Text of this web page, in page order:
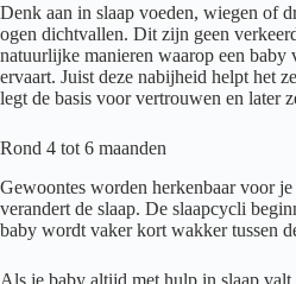
Denk aan in slaap voeden, wiegen of
ogen dichtvallen. Dit zijn geen
natuurlijke manieren waarop een baby
ervaart. Juist deze nabijheid helpt het
legt de basis voor vertrouwen en later
Rond 4 tot 6 maanden
Gewoontes worden herkenbaar voor
verandert de slaap. De slaapcycli
baby wordt vaker kort wakker tussen
Als je baby altijd met hulp in slaap